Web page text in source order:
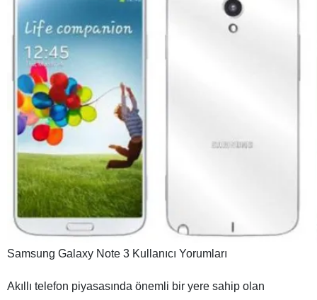
Samsung Galaxy Note 3 Kullanıcı Yorumları
Akıllı telefon piyasasında önemli bir yere sahip olan